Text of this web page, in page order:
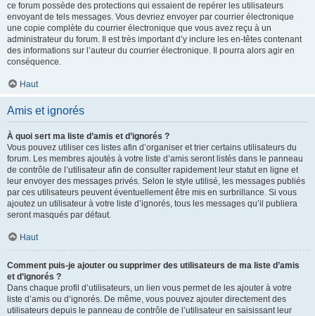
ce forum possède des protections qui essaient de repérer les utilisateurs
envoyant de tels messages. Vous devriez envoyer par courrier électronique
une copie complète du courrier électronique que vous avez reçu à un
administrateur du forum. Il est très important d’y inclure les en-têtes contenant
des informations sur l’auteur du courrier électronique. Il pourra alors agir en
conséquence.
Haut
Amis et ignorés
À quoi sert ma liste d’amis et d’ignorés ?
Vous pouvez utiliser ces listes afin d’organiser et trier certains utilisateurs du
forum. Les membres ajoutés à votre liste d’amis seront listés dans le panneau
de contrôle de l’utilisateur afin de consulter rapidement leur statut en ligne et
leur envoyer des messages privés. Selon le style utilisé, les messages publiés
par ces utilisateurs peuvent éventuellement être mis en surbrillance. Si vous
ajoutez un utilisateur à votre liste d’ignorés, tous les messages qu’il publiera
seront masqués par défaut.
Haut
Comment puis-je ajouter ou supprimer des utilisateurs de ma liste d’amis
et d’ignorés ?
Dans chaque profil d’utilisateurs, un lien vous permet de les ajouter à votre
liste d’amis ou d’ignorés. De même, vous pouvez ajouter directement des
utilisateurs depuis le panneau de contrôle de l’utilisateur en saisissant leur